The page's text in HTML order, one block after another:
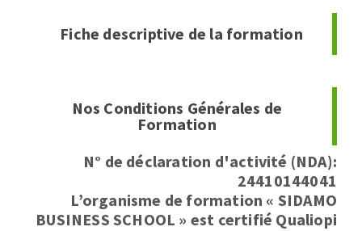
Fiche descriptive de la formation
Nos Conditions Générales de
Formation
N° de déclaration d'activité (NDA):
24410144041
L’organisme de formation « SIDAMO
BUSINESS SCHOOL » est certifié Qualiopi